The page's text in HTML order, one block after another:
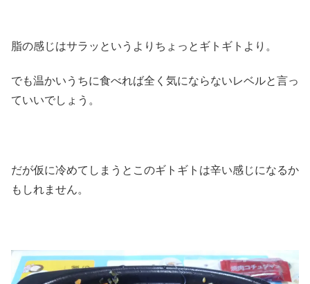
脂の感じはサラッというよりちょっとギトギトより。
でも温かいうちに食べれば全く気にならないレベルと言っ
ていいでしょう。
だが仮に冷めてしまうとこのギトギトは辛い感じになるか
もしれません。